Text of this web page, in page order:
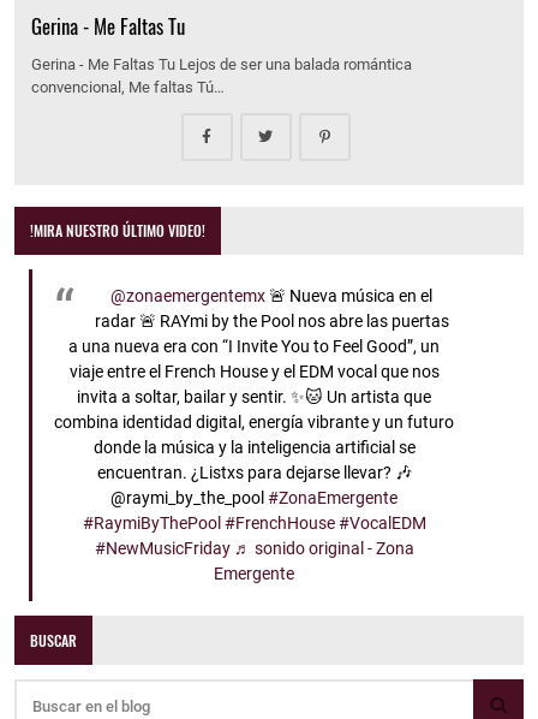
Gerina - Me Faltas Tu
Gerina - Me Faltas Tu Lejos de ser una balada romántica
convencional, Me faltas Tú…
!MIRA NUESTRO ÚLTIMO VIDEO!
@zonaemergentemx🚨 Nueva música en el
radar 🚨 RAYmi by the Pool nos abre las puertas
a una nueva era con “I Invite You to Feel Good”, un
viaje entre el French House y el EDM vocal que nos
invita a soltar, bailar y sentir. ✨🐱 Un artista que
combina identidad digital, energía vibrante y un futuro
donde la música y la inteligencia artificial se
encuentran. ¿Listxs para dejarse llevar? 🎶
@raymi_by_the_pool#ZonaEmergente
#RaymiByThePool #FrenchHouse #VocalEDM
#NewMusicFriday ♬ sonido original - Zona
Emergente
BUSCAR